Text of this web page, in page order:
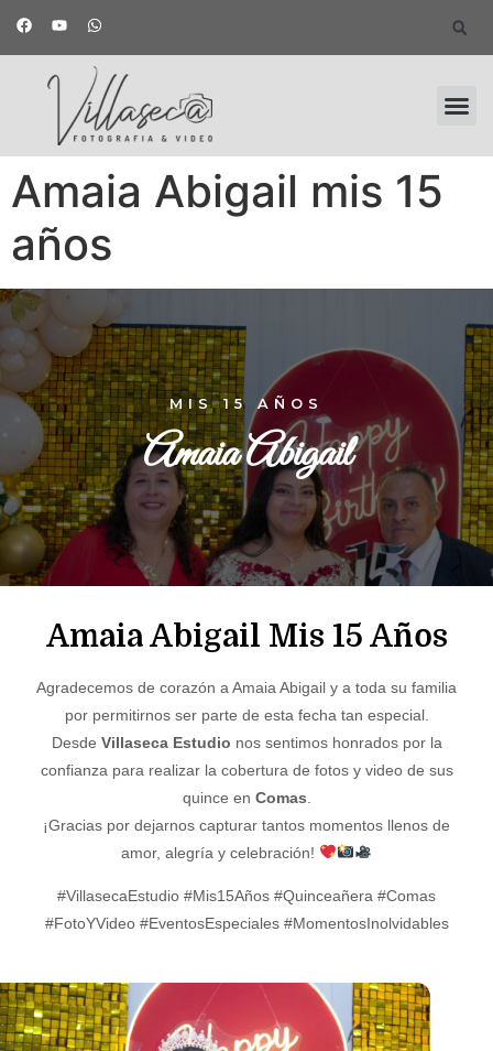
Amaia Abigail mis 15
años
MIS 15 AÑOS
Amaia Abigail
Amaia Abigail Mis 15 Años
Agradecemos de corazón a Amaia Abigail y a toda su familia
por permitirnos ser parte de esta fecha tan especial.
Desde Villaseca Estudio nos sentimos honrados por la
confianza para realizar la cobertura de fotos y video de sus
quince en Comas
¡Gracias por dejarnos capturar tantos momentos llenos de
amor, alegría y celebración!
#VillasecaEstudio #Mis15Años #Quinceañera #Comas
#FotoYVideo #EventosEspeciales #MomentosInolvidables